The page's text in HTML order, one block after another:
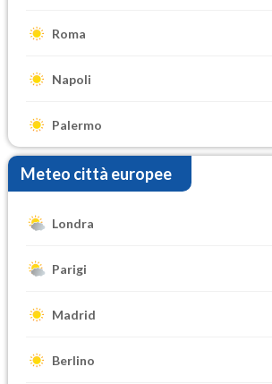
Roma
Napoli
Palermo
Meteo città europee
Londra
Parigi
Madrid
Berlino